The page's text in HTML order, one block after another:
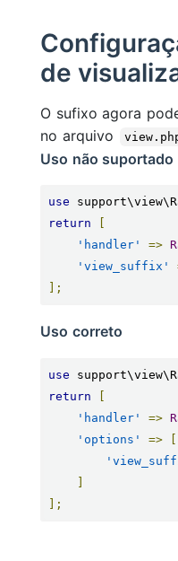
de
O sufixo agora
no arquivo
Uso não suportado
use
return
'handler'
=>
'view_suffix'
];
Uso correto
use
return
'handler'
=>
'options'
=>
];